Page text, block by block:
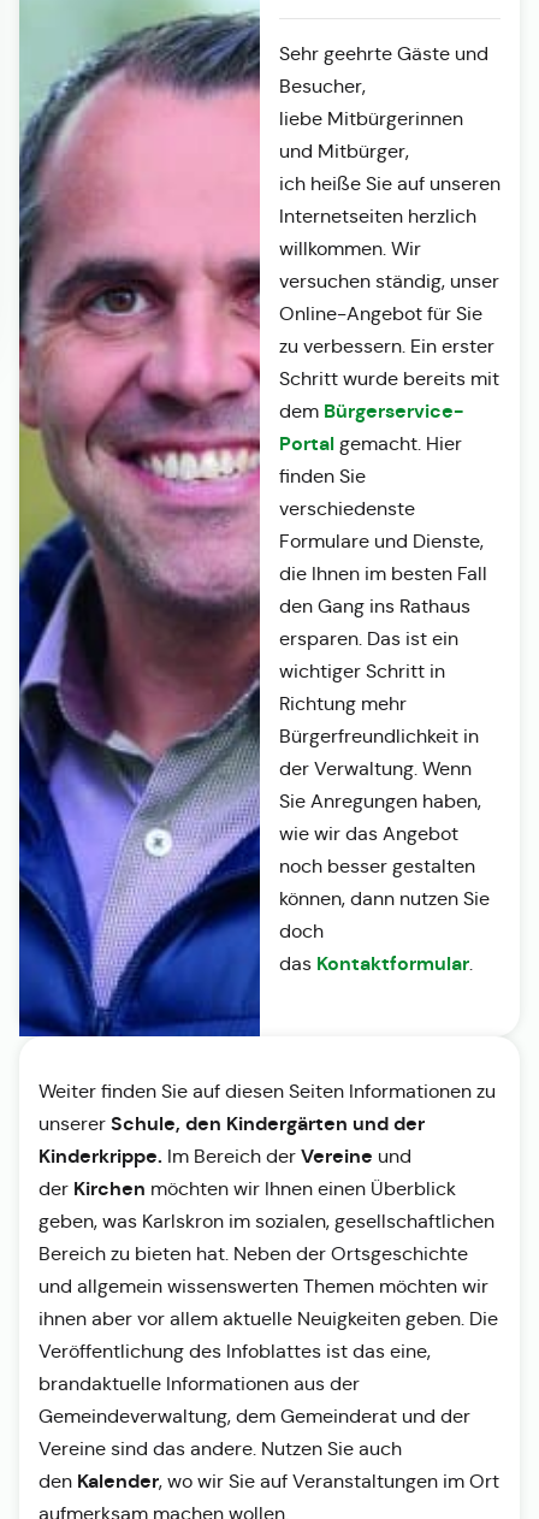
Sehr geehrte Gäste und
Besucher,
liebe Mitbürgerinnen
und Mitbürger,
ich heiße Sie auf unseren
Internetseiten herzlich
willkommen. Wir
versuchen ständig, unser
Online-Angebot für Sie
zu verbessern. Ein erster
Schritt wurde bereits mit
dem Bürgerservice-
Portalgemacht. Hier
finden Sie
verschiedenste
Formulare und Dienste,
die Ihnen im besten Fall
den Gang ins Rathaus
ersparen. Das ist ein
wichtiger Schritt in
Richtung mehr
Bürgerfreundlichkeit in
der Verwaltung. Wenn
Sie Anregungen haben,
wie wir das Angebot
noch besser gestalten
können, dann nutzen Sie
doch
das Kontaktformular.
Weiter finden Sie auf diesen Seiten Informationen zu
unserer Schule, den Kindergärten und der
Kinderkrippe. Im Bereich der Vereine und
der Kirchen möchten wir Ihnen einen Überblick
geben, was Karlskron im sozialen, gesellschaftlichen
Bereich zu bieten hat. Neben der Ortsgeschichte
und allgemein wissenswerten Themen möchten wir
ihnen aber vor allem aktuelle Neuigkeiten geben. Die
Veröffentlichung des Infoblattes ist das eine,
brandaktuelle Informationen aus der
Gemeindeverwaltung, dem Gemeinderat und der
Vereine sind das andere. Nutzen Sie auch
den Kalender, wo wir Sie auf Veranstaltungen im Ort
aufmerksam machen wollen.